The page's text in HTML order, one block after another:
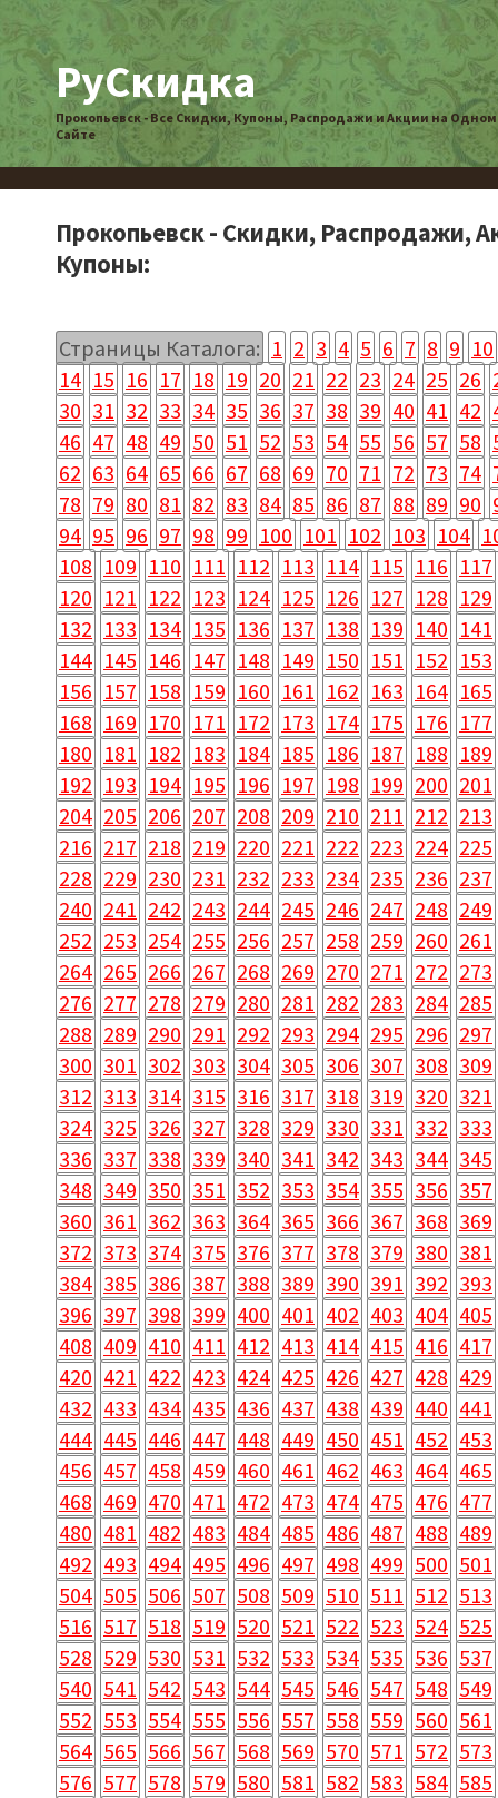
РуСкидка
Прокопьевск - Все Скидки, Купоны, Распродажи и Акции на Одном
Сайте
Прокопьевск - Скидки, Распродажи,
Купоны:
Страницы Каталога: 1 2 3 4 5 6 7 8 9 10
14 15 16 17 18 19 20 21 22 23 24 25 26
30 31 32 33 34 35 36 37 38 39 40 41 42
46 47 48 49 50 51 52 53 54 55 56 57 58
62 63 64 65 66 67 68 69 70 71 72 73 74
78 79 80 81 82 83 84 85 86 87 88 89 90
94 95 96 97 98 99 100 101 102 103 104
108 109 110 111 112 113 114 115 116 117
120 121 122 123 124 125 126 127 128 129
132 133 134 135 136 137 138 139 140 141
144 145 146 147 148 149 150 151 152 153
156 157 158 159 160 161 162 163 164 165
168 169 170 171 172 173 174 175 176 177
180 181 182 183 184 185 186 187 188 189
192 193 194 195 196 197 198 199 200 201
204 205 206 207 208 209 210 211 212 213
216 217 218 219 220 221 222 223 224 225
228 229 230 231 232 233 234 235 236 237
240 241 242 243 244 245 246 247 248 249
252 253 254 255 256 257 258 259 260 261
264 265 266 267 268 269 270 271 272 273
276 277 278 279 280 281 282 283 284 285
288 289 290 291 292 293 294 295 296 297
300 301 302 303 304 305 306 307 308 309
312 313 314 315 316 317 318 319 320 321
324 325 326 327 328 329 330 331 332 333
336 337 338 339 340 341 342 343 344 345
348 349 350 351 352 353 354 355 356 357
360 361 362 363 364 365 366 367 368 369
372 373 374 375 376 377 378 379 380 381
384 385 386 387 388 389 390 391 392 393
396 397 398 399 400 401 402 403 404 405
408 409 410 411 412 413 414 415 416 417
420 421 422 423 424 425 426 427 428 429
432 433 434 435 436 437 438 439 440 441
444 445 446 447 448 449 450 451 452 453
456 457 458 459 460 461 462 463 464 465
468 469 470 471 472 473 474 475 476 477
480 481 482 483 484 485 486 487 488 489
492 493 494 495 496 497 498 499 500 501
504 505 506 507 508 509 510 511 512 513
516 517 518 519 520 521 522 523 524 525
528 529 530 531 532 533 534 535 536 537
540 541 542 543 544 545 546 547 548 549
552 553 554 555 556 557 558 559 560 561
564 565 566 567 568 569 570 571 572 573
576 577 578 579 580 581 582 583 584 585